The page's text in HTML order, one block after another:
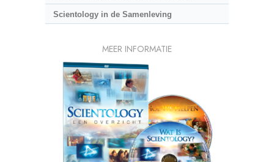
Scientology in de Samenleving
MEER INFORMATIE